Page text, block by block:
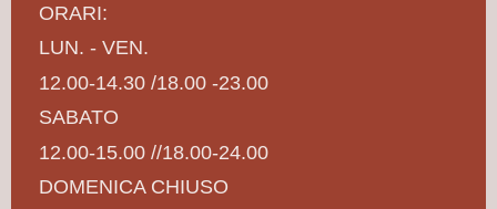
ORARI:
LUN. - VEN.
12.00-14.30 /18.00 -23.00
SABATO
12.00-15.00 //18.00-24.00
DOMENICA CHIUSO